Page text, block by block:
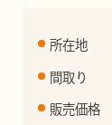
所在地
間取り
販売価格